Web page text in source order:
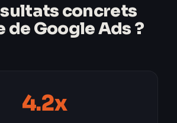
concrets
Google Ads ?
4.2x